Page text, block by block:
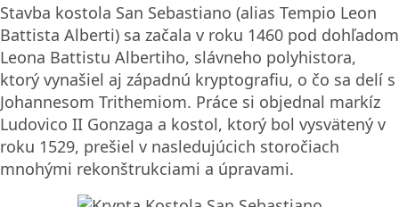
Stavba kostola San Sebastiano (alias Tempio Leon
Battista Alberti) sa začala v roku 1460 pod dohľadom
Leona Battistu Albertiho, slávneho polyhistora,
ktorý vynašiel aj západnú kryptografiu, o čo sa delí s
Johannesom Trithemiom. Práce si objednal markíz
Ludovico II Gonzaga a kostol, ktorý bol vysvätený v
roku 1529, prešiel v nasledujúcich storočiach
mnohými rekonštrukciami a úpravami.